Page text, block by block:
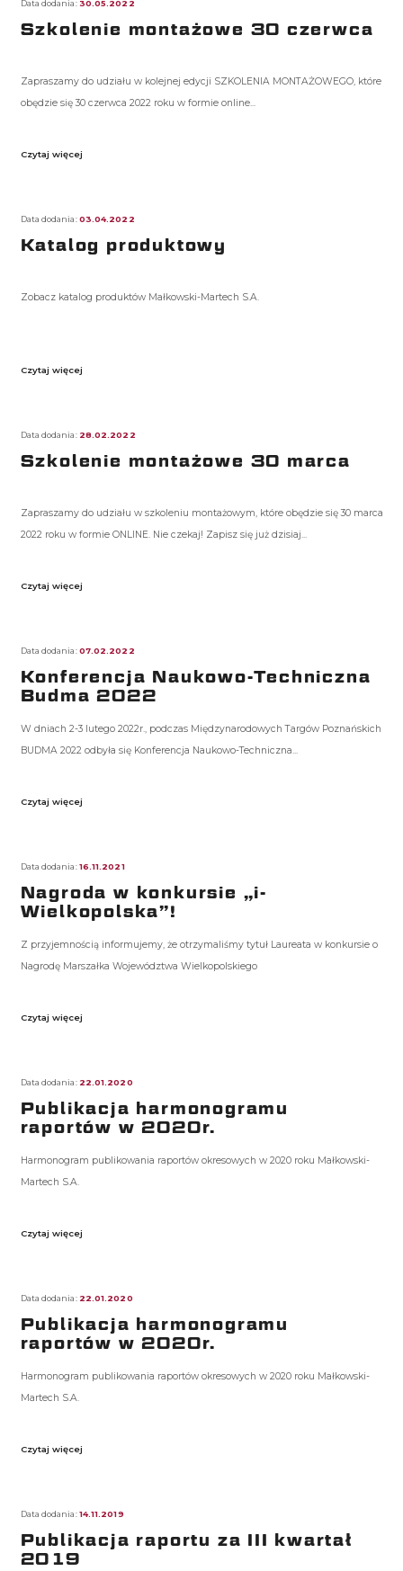
Data dodania: 30.05.2022
Szkolenie montażowe 30 czerwca
Zapraszamy do udziału w kolejnej edycji SZKOLENIA MONTAŻOWEGO, które
obędzie się 30 czerwca 2022 roku w formie online...
Czytaj więcej
Data dodania:03.04.2022
Katalog produktowy
Zobacz katalog produktów Małkowski-Martech S.A.
Czytaj więcej
Data dodania: 28.02.2022
Szkolenie montażowe 30 marca
Zapraszamy do udziału w szkoleniu montażowym, które obędzie się 30 marca
2022 roku w formie ONLINE. Nie czekaj! Zapisz się już dzisiaj...
Czytaj więcej
Data dodania:07.02.2022
Konferencja Naukowo-Techniczna
Budma 2022
W dniach 2-3 lutego 2022r., podczas Międzynarodowych Targów Poznańskich
BUDMA 2022 odbyła się Konferencja Naukowo-Techniczna...
Czytaj więcej
Data dodania:16.11.2021
Nagroda w konkursie „i-
Wielkopolska”!
Z przyjemnością informujemy, że otrzymaliśmy tytuł Laureata w konkursie o
Nagrodę Marszałka Województwa Wielkopolskiego
Czytaj więcej
Data dodania: 22.01.2020
Publikacja harmonogramu
raportów w 2020r.
Harmonogram publikowania raportów okresowych w 2020 roku Małkowski-
Martech S.A.
Czytaj więcej
Data dodania: 22.01.2020
Publikacja harmonogramu
raportów w 2020r.
Harmonogram publikowania raportów okresowych w 2020 roku Małkowski-
Martech S.A.
Czytaj więcej
Data dodania:14.11.2019
Publikacja raportu za III kwartał
2019